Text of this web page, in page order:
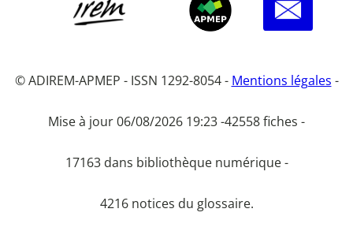
© ADIREM-APMEP - ISSN 1292-8054 - Mentions légales -
Mise à jour 06/08/2026 19:23 -42558 fiches -
17163 dans bibliothèque numérique -
4216 notices du glossaire.